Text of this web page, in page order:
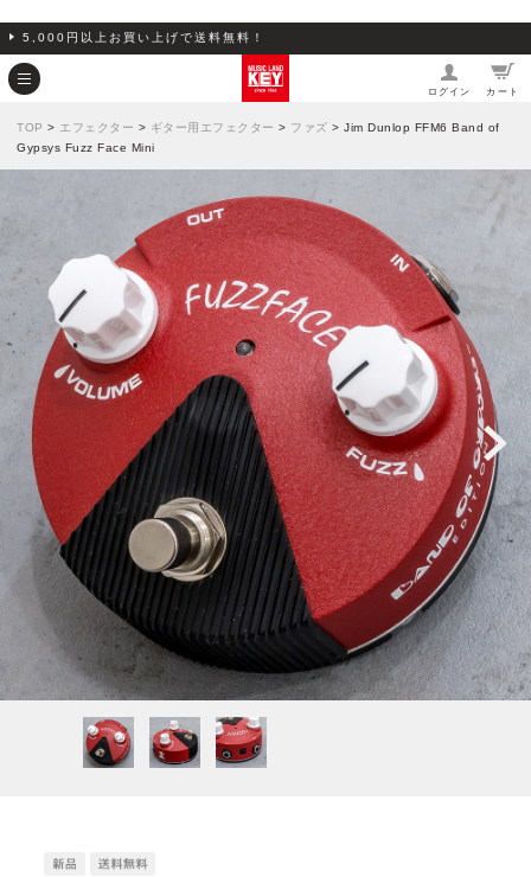
5,000円以上お買い上げで送料無料！
ログイン カート
TOP > エフェクター > ギター用エフェクター > ファズ > Jim Dunlop FFM6 Band of
Gypsys Fuzz Face Mini